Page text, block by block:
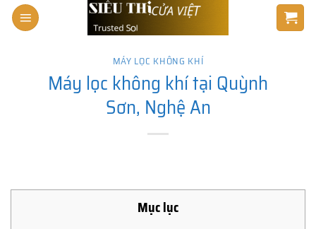
Skip
MÁY LỌC KHÔNG KHÍ
Máy lọc không khí tại Quỳnh
Sơn, Nghệ An
Mục lục